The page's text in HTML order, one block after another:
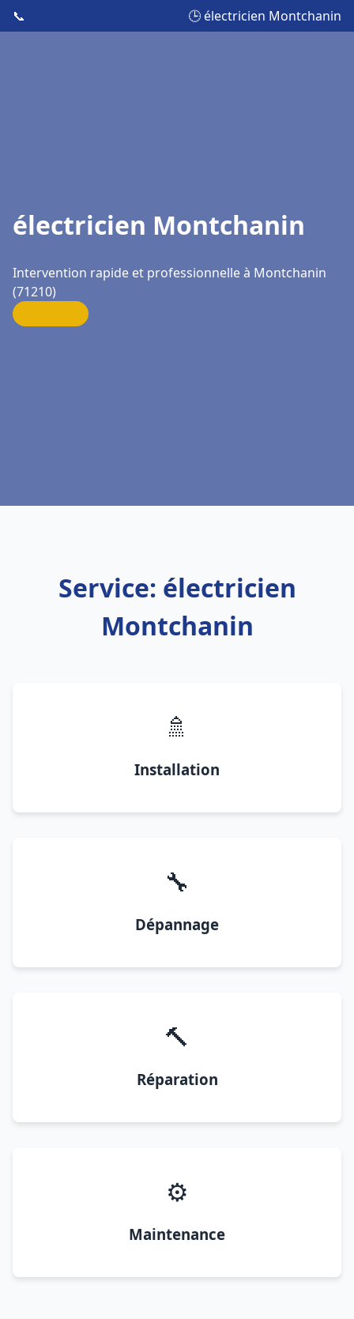
📞 🕒 électricien Montchanin
électricien Montchanin
Intervention rapide et professionnelle à Montchanin
(71210)
Service: électricien
Montchanin
🚿
Installation
🔧
Dépannage
🔨
Réparation
⚙️
Maintenance